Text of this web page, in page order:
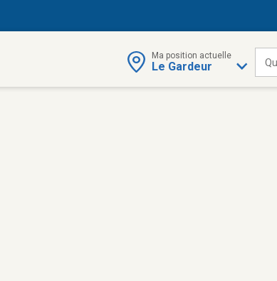
Ma position actuelle
Le Gardeur